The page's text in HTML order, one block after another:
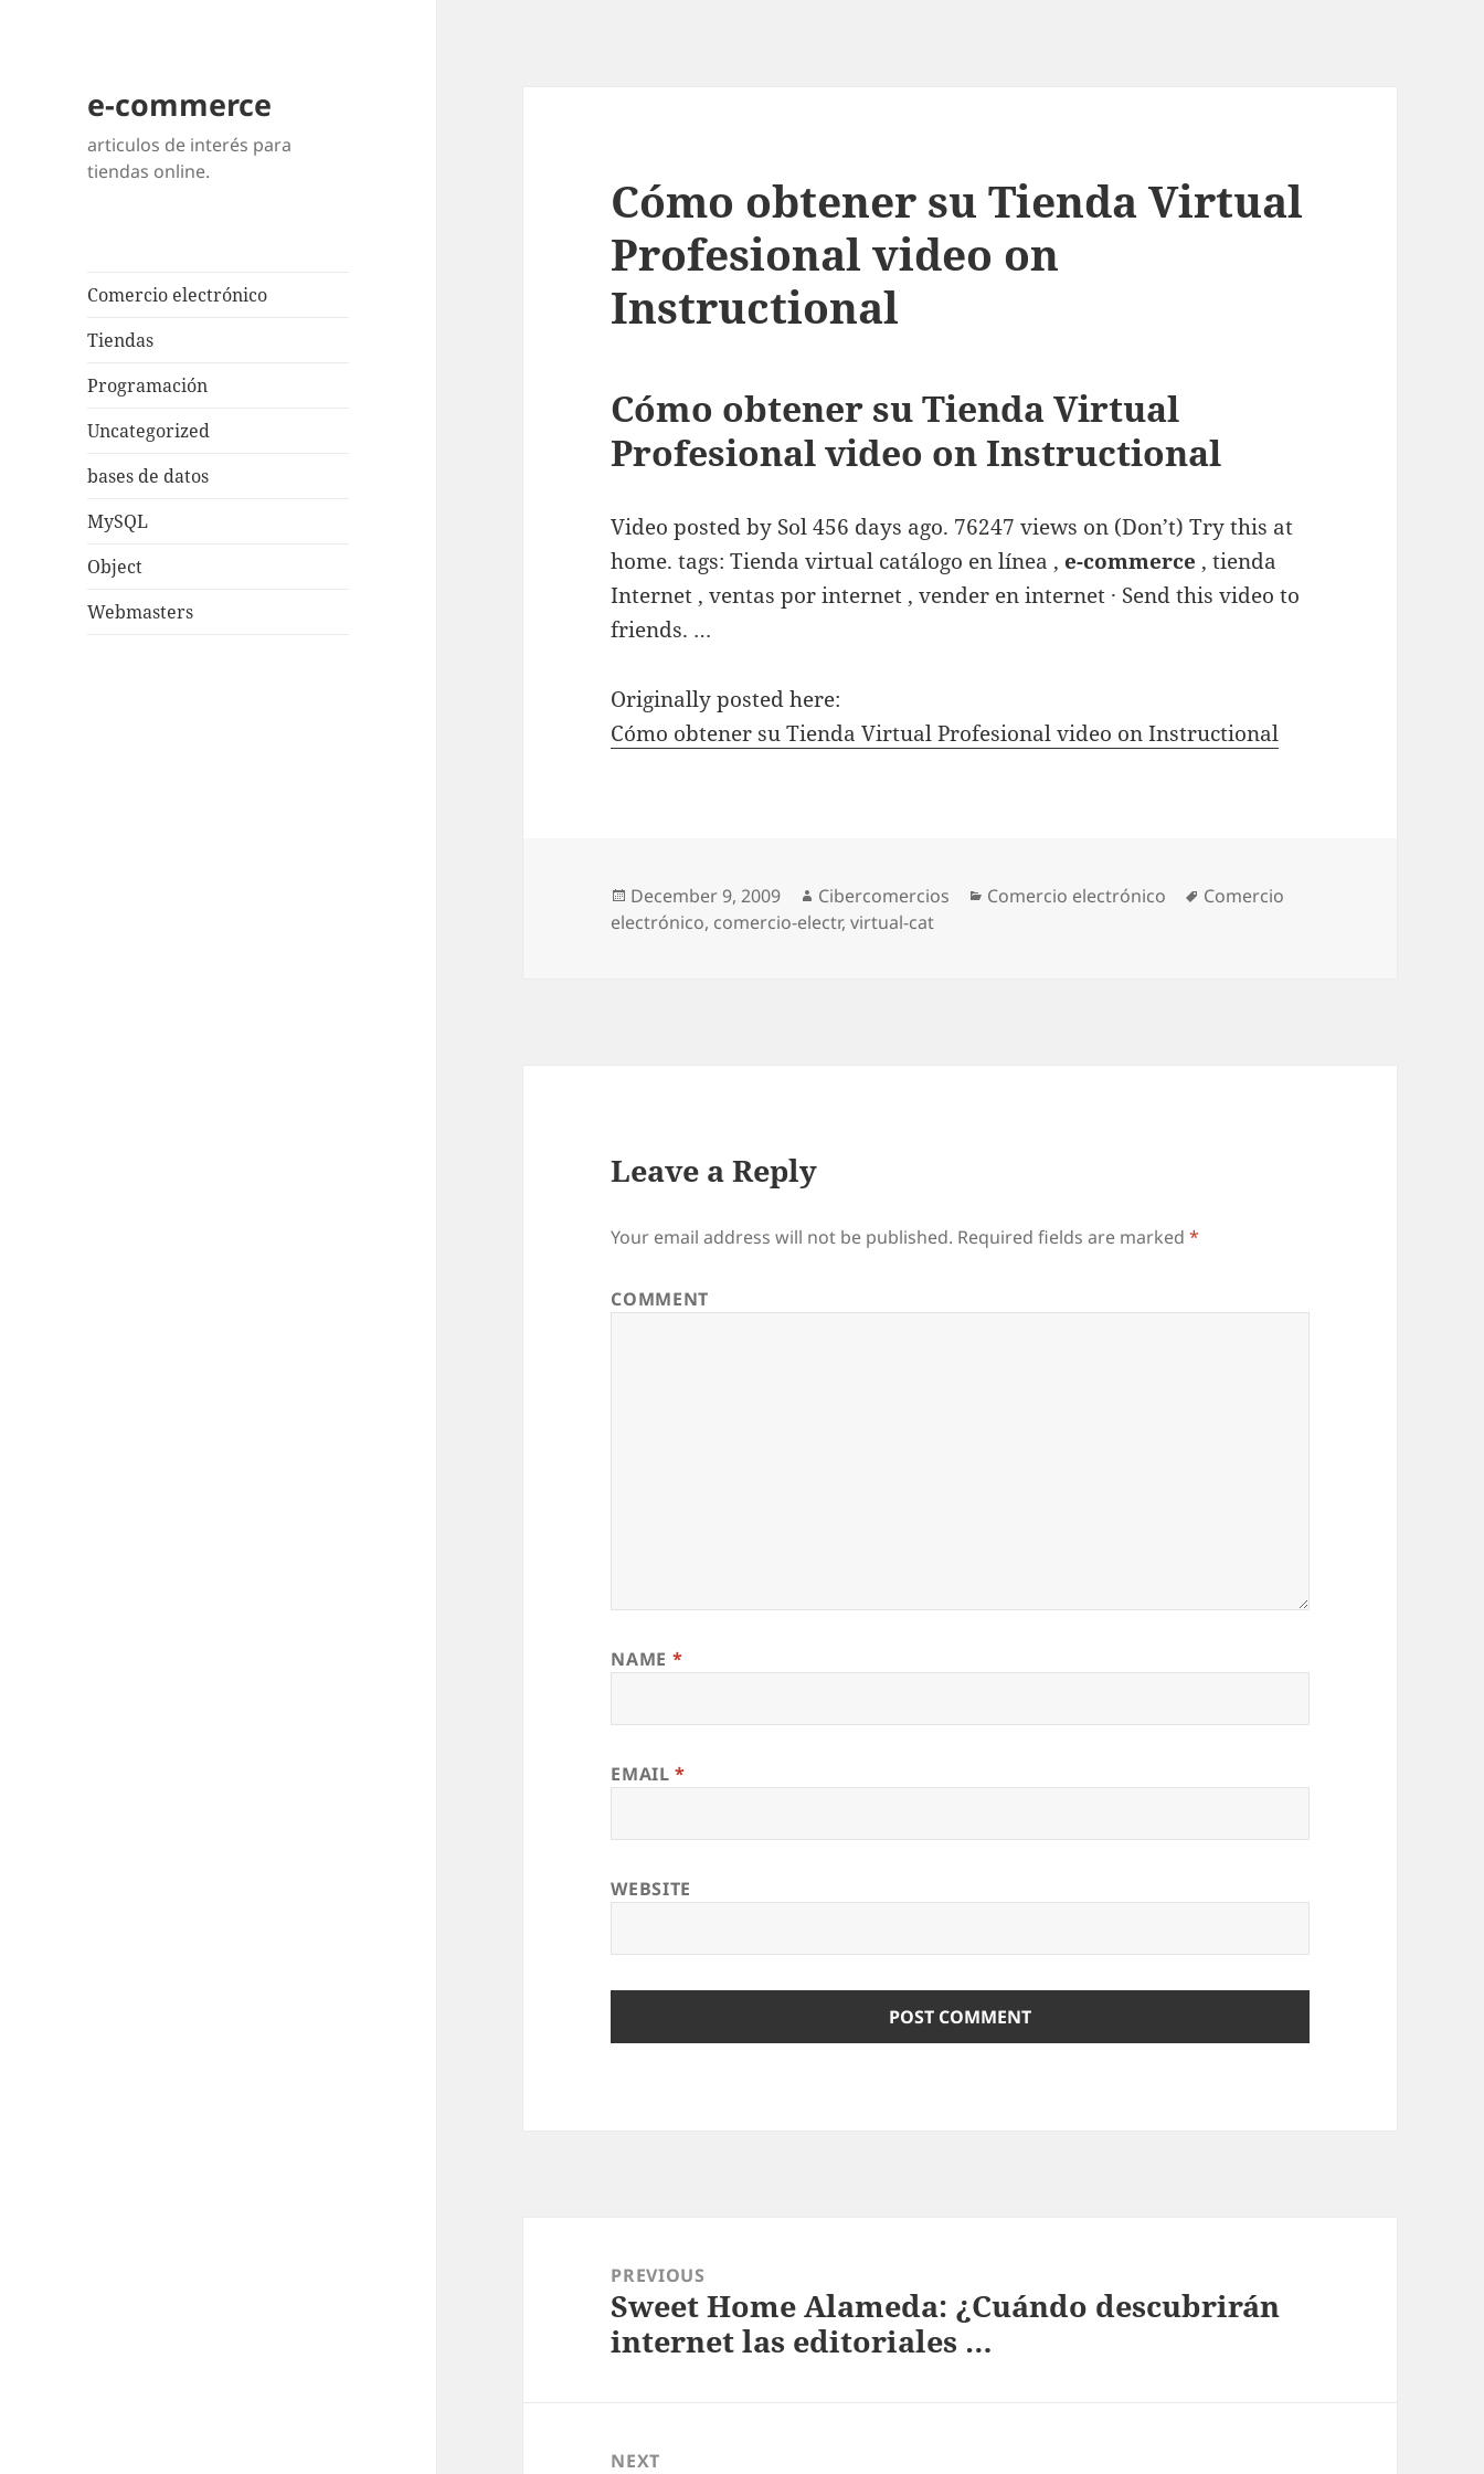
e-commerce
articulos de interés para
tiendas online.
Comercio electrónico
Tiendas
Programación
Uncategorized
bases de datos
MySQL
Object
Webmasters
Cómo obtener su Tienda Virtual
Profesional video on
Instructional
Cómo obtener su Tienda Virtual
Profesional video on Instructional
Video posted by Sol 456 days ago. 76247 views on (Don’t) Try this at
home. tags: Tienda virtual catálogo en línea , e-commerce , tienda
Internet , ventas por internet , vender en internet · Send this video to
friends. …
Originally posted here:
Cómo obtener su Tienda Virtual Profesional video on Instructional
Posted
on
December 9, 2009 Author
Cibercomercios Categories
Comercio electrónico Tags
Comercio
electrónico, comercio-electr,virtual-cat
Leave a Reply
Your email address will not be published. Required fields are marked*
COMMENT
NAME *
EMAIL*
WEBSITE
navigationPREVIOUS
Previous
post:
Sweet Home Alameda: ¿Cuándo descubrirán
internet las editoriales …
NEXT